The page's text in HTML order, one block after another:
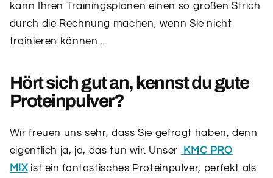
kann Ihren Trainingsplänen einen so großen Strich
durch die Rechnung machen, wenn Sie nicht
trainieren können ...
Hört sich gut an, kennst du gute
Proteinpulver?
Wir freuen uns sehr, dass Sie gefragt haben, denn
eigentlich ja, ja, das tun wir. Unser
KMC PRO
MIX ist ein fantastisches Proteinpulver, perfekt als